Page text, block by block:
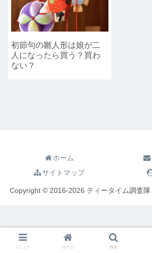
初節句の雛人形は娘が二
人になったら買う？買わ
ない？
ホーム
サイトマップ
Copyright © 2016-2026 ティータイム調査
メニュー ホーム 検索